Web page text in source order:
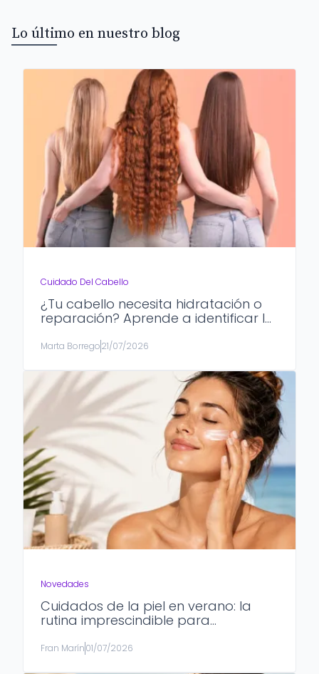
Lo último en nuestro blog
Cuidado Del Cabello
¿Tu cabello necesita hidratación o
reparación? Aprende a identificar lo
Marta Borrego21/07/2026
Novedades
Cuidados de la piel en verano: la
rutina imprescindible para
protegida
Fran Marín01/07/2026